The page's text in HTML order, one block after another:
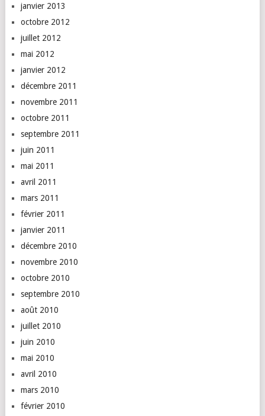
janvier 2013
octobre 2012
juillet 2012
mai 2012
janvier 2012
décembre 2011
novembre 2011
octobre 2011
septembre 2011
juin 2011
mai 2011
avril 2011
mars 2011
février 2011
janvier 2011
décembre 2010
novembre 2010
octobre 2010
septembre 2010
août 2010
juillet 2010
juin 2010
mai 2010
avril 2010
mars 2010
février 2010